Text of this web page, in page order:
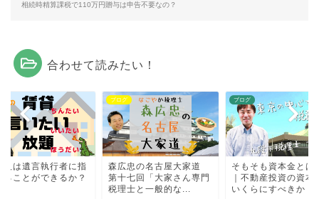
相続時精算課税で110万円贈与は申告不要なの？
合わせて読みたい！
人は遺言執行者に指
ることができるか？
ブログ
森広忠の名古屋大家道
第十七回「大家さん専門
税理士と一般的な...
ブログ
そもそも資本金とは
｜不動産投資の資本
いくらにすべきか